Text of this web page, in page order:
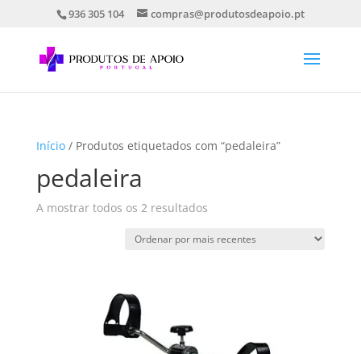
936 305 104 compras@produtosdeapoio.pt
Início/ Produtos etiquetados com “pedaleira”
pedaleira
A mostrar todos os 2 resultadosOrdenado
mais